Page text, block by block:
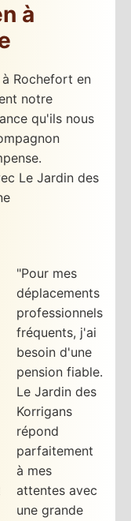
à
Rochefort en
notre
qu'ils nous
Le Jardin des
"Pour mes
déplacements
professionnels
fréquents, j'ai
besoin d'une
pension fiable.
Le Jardin des
Korrigans
répond
parfaitement
à mes
attentes avec
une grande